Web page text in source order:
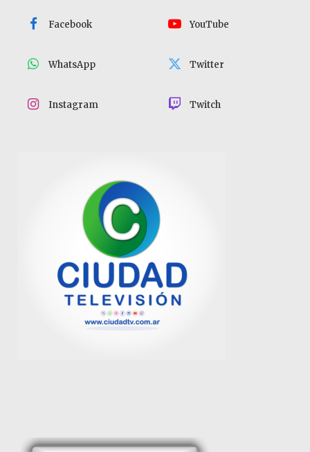
Facebook YouTube
WhatsApp Twitter
Instagram Twitch